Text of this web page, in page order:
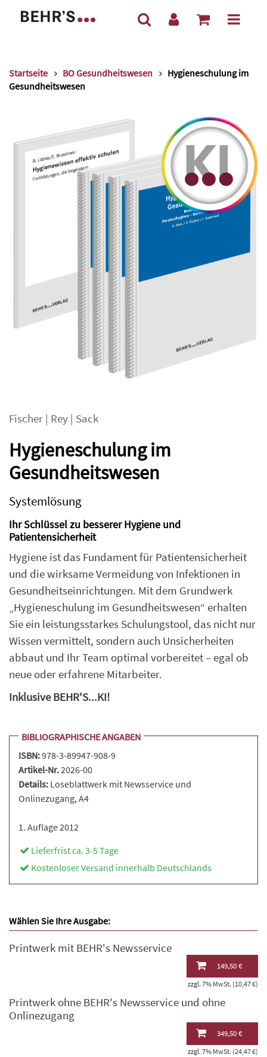
Startseite BO Gesundheitswesen
Hygieneschulung im
Gesundheitswesen
Fischer | Rey | Sack
Hygieneschulung im
Gesundheitswesen
Systemlösung
Ihr Schlüssel zu besserer Hygiene und
Patientensicherheit
Hygiene ist das Fundament für Patientensicherheit
und die wirksame Vermeidung von Infektionen in
Gesundheitseinrichtungen. Mit dem Grundwerk
„Hygieneschulung im Gesundheitswesen“ erhalten
Sie ein leistungsstarkes Schulungstool, das nicht nur
Wissen vermittelt, sondern auch Unsicherheiten
abbaut und Ihr Team optimal vorbereitet – egal ob
neue oder erfahrene Mitarbeiter.
Inklusive BEHR'S...KI!
BIBLIOGRAPHISCHE ANGABEN
ISBN:978-3-89947-908-9
Artikel-Nr.2026-00
Details: Loseblattwerk mit Newsservice und
Onlinezugang, A4
1. Auflage 2012
Lieferfrist ca. 3-5 Tage
Kostenloser Versand innerhalb Deutschlands
Wählen Sie Ihre Ausgabe:
Printwerk mit BEHR's Newsservice
149,50 €
zzgl. 7% MwSt. (10,47 €)
Printwerk ohne BEHR's Newsservice und ohne
Onlinezugang
349,50 €
zzgl. 7% MwSt. (24,47 €)